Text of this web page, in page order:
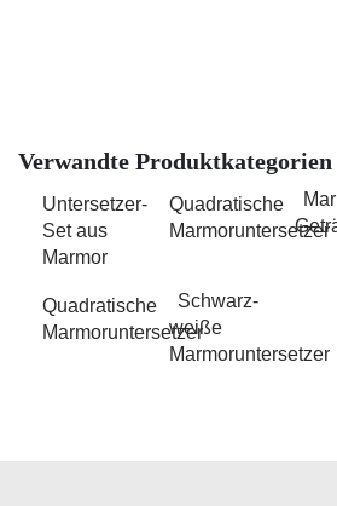
Verwandte Produktkategorien
Untersetzer-
Set aus
Marmor
Quadratische
Marmoruntersetzer
Quadratische
Marmoruntersetzer
Schwarz-
weiße
Marmoruntersetzer